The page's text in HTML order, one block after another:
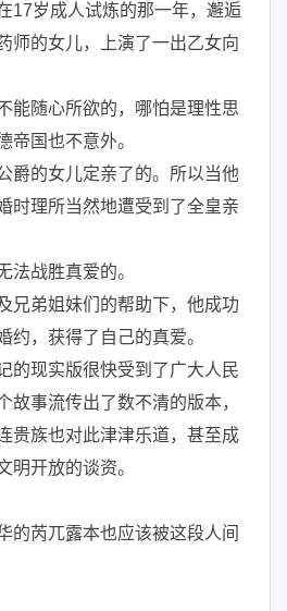
17岁成人试炼的那一年，邂逅
师的女儿，上演了一出乙女向
能随心所欲的，哪怕是理性思
帝国也不意外。
爵的女儿定亲了的。所以当他
时理所当然地遭受到了全皇亲
法战胜真爱的。
兄弟姐妹们的帮助下，他成功
约，获得了自己的真爱。
的现实版很快受到了广大人民
故事流传出了数不清的版本，
贵族也对此津津乐道，甚至成
明开放的谈资。
的芮兀露本也应该被这段人间